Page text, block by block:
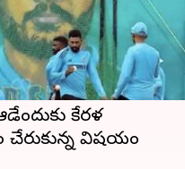
వన్డే వరల్డ్ కప్ 2023
కేరళ
చేరుకున్న విషయం